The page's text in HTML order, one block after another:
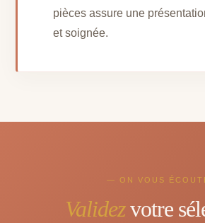
pièces assure une
et soignée.
— ON VOUS
Validezvotre